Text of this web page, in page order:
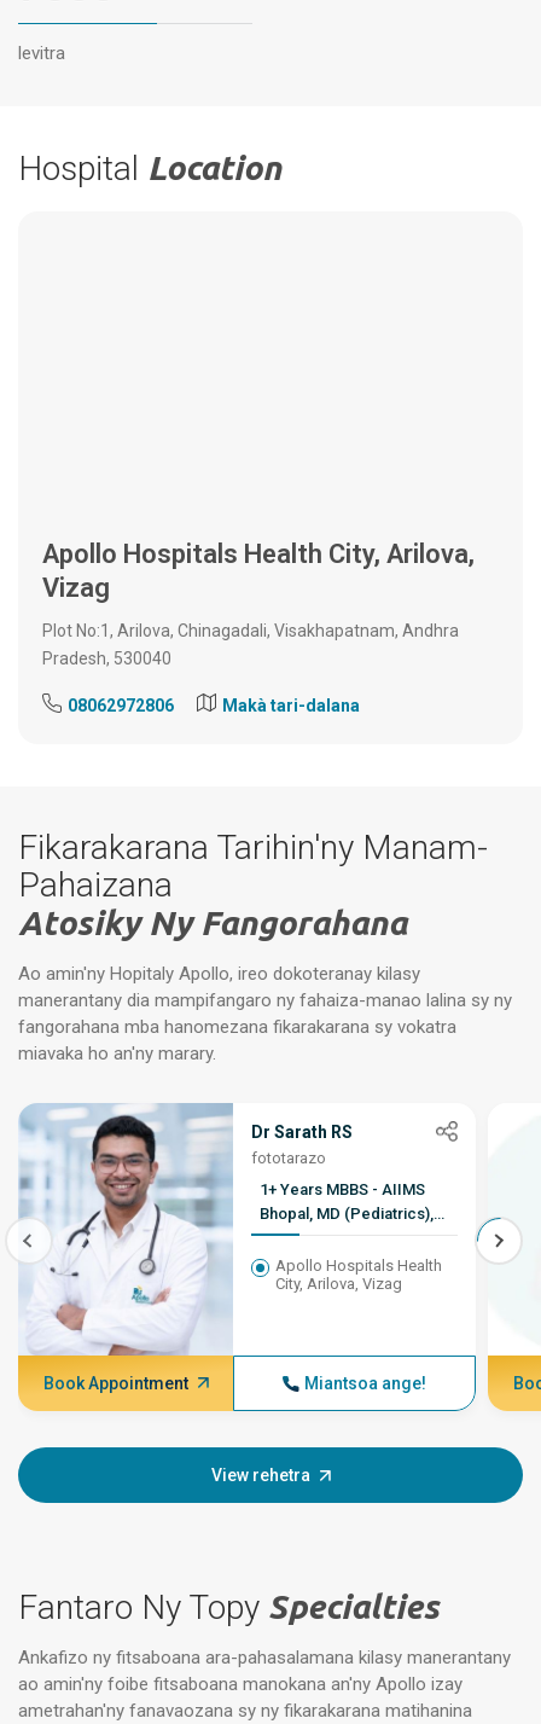
levitra
Hospital Location
Apollo Hospitals Health City, Arilova,
Vizag
Plot No:1, Arilova, Chinagadali, Visakhapatnam, Andhra
Pradesh, 530040
08062972806 Makà tari-dalana
Fikarakarana Tarihin'ny Manam-
Pahaizana
Atosiky Ny Fangorahana
Ao amin'ny Hopitaly Apollo, ireo dokoteranay kilasy
manerantany dia mampifangaro ny fahaiza-manao lalina sy ny
fangorahana mba hanomezana fikarakarana sy vokatra
miavaka ho an'ny marary.
Dr Sarath RS
fototarazo
1+ Years MBBS - AIIMS
Bhopal, MD (Pediatrics),
DM (Medical Genetics) -
AIIMS New Delhi
Apollo Hospitals Health
City, Arilova, Vizag
Book Appointment Miantsoa ange!
View rehetra
Fantaro Ny Topy Specialties
Ankafizo ny fitsaboana ara-pahasalamana kilasy manerantany
ao amin'ny foibe fitsaboana manokana an'ny Apollo izay
ametrahan'ny fanavaozana sy ny fikarakarana matihanina